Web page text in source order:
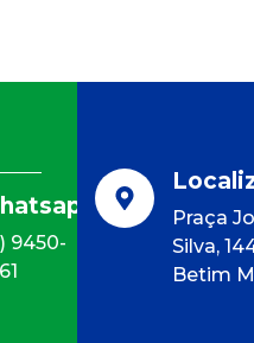
9450-
Praça
Silva,
Betim